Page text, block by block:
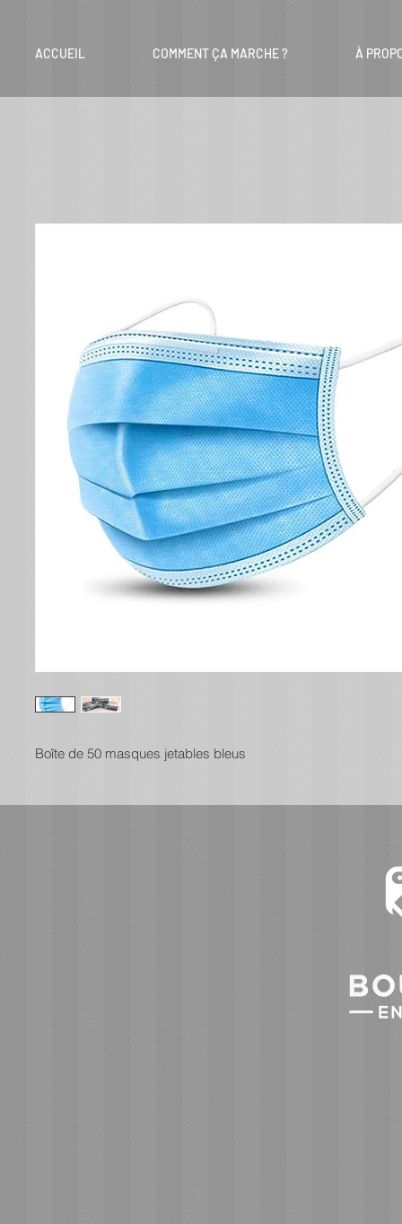
ACCUEIL COMMENT ÇA MARCHE ? À
Boîte de 50 masques jetables bleus